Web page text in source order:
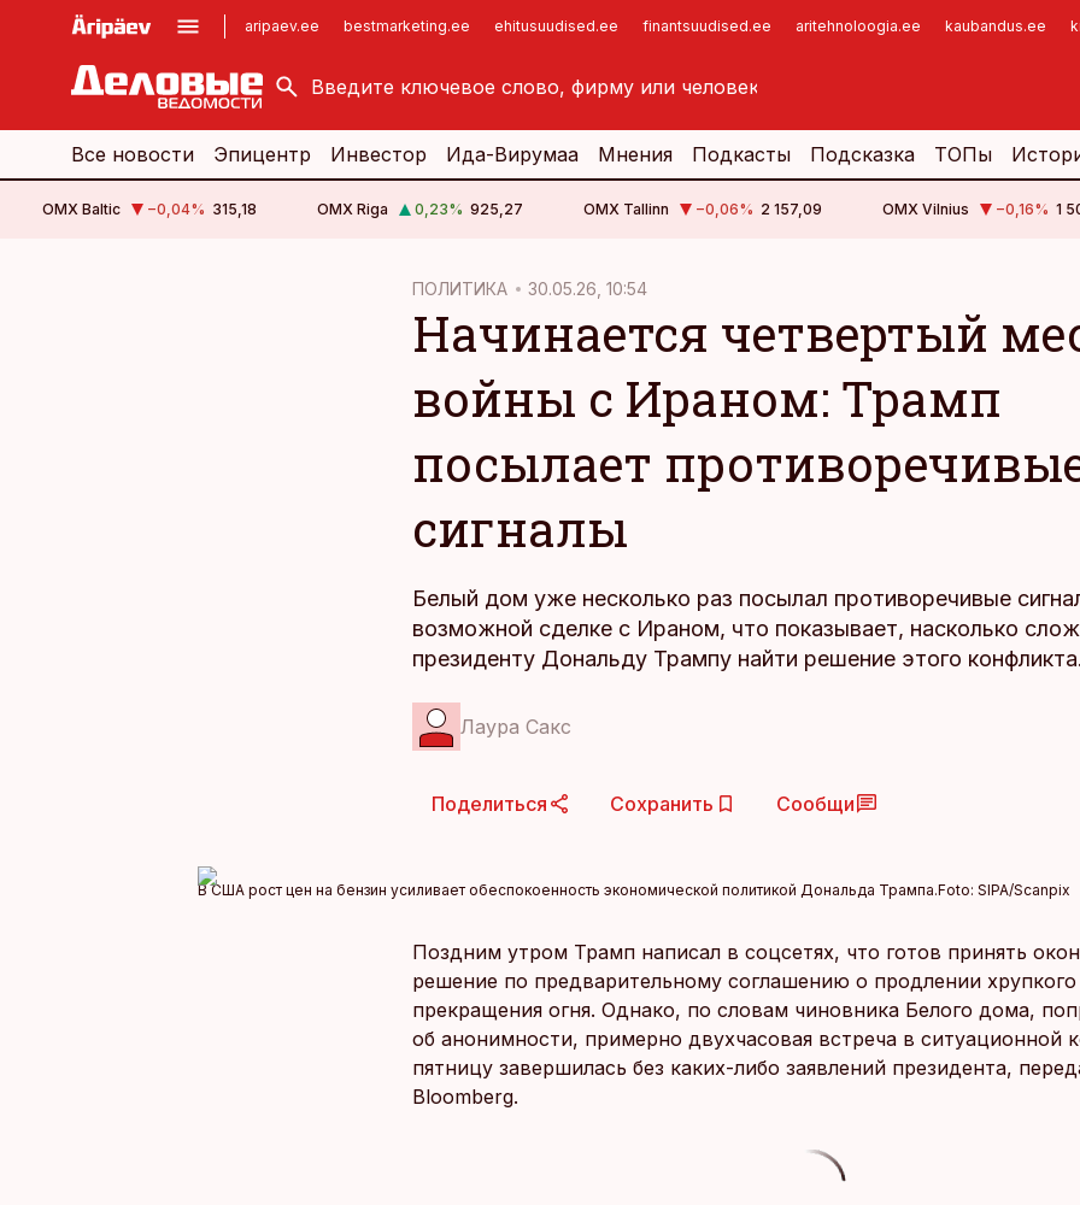
aripaev.ee bestmarketing.ee ehitusuudised.ee finantsuudised.ee aritehnoloogia.ee kaubandus.ee
kinnisvarauudised.ee
logistikauudised.ee
imelineajalugu.ee
Все новости Эпицентр Инвестор Ида-Вирумаа Мнения Подкасты Подсказка ТОПы
OMX Baltic −0,04% 315,18 OMX Riga 0,23% 925,27 OMX Tallinn −0,06% 2 157,09 OMX Vilnius −0,16% 1
ПОЛИТИКА 30.05.26, 10:54
Начинается четвертый
войны с Ираном: Трамп
посылает
сигналы
Белый дом уже несколько раз посылал противоречивые
возможной сделке с Ираном, что показывает, насколько
президенту Дональду Трампу найти решение этого
Лаура Сакс
Поделиться Сохранить Сообщи
В США рост цен на бензин усиливает обеспокоенность экономической политикой Дональда Трампа.Foto: SIPA/Scanpix
Поздним утром Трамп написал в соцсетях, что готов принять
решение по предварительному соглашению о продлении хрупкого
прекращения огня. Однако, по словам чиновника Белого дома,
об анонимности, примерно двухчасовая встреча в ситуационной
пятницу завершилась без каких-либо заявлений президента,
Bloomberg.